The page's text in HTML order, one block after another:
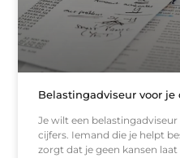
Belastingadviseur voor
Je wilt een
cijfers. Iemand die je helpt
zorgt dat je geen kansen laat